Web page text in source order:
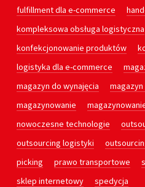
fulfillment dla e-commerce
kompleksowa obsługa logistyczna
konfekcjonowanie produktów
logistyka dla e-commerce
magazyn do wynajęcia
magazynowanie
nowoczesne technologie
outsourcing logistyki
picking
prawo transportowe
sklep internetowy
spedycja